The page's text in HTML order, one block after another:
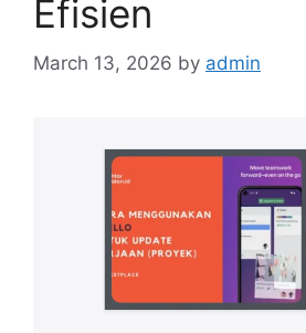
Efisien
March 13, 2026 by admin